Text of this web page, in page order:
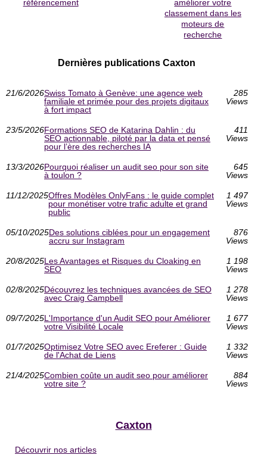
référencement
améliorer votre
classement dans les
moteurs de
recherche
Dernières publications Caxton
21/6/2026Swiss Tomato à Genève: une agence web
familiale et primée pour des projets digitaux
à fort impact
285
Views
23/5/2026Formations SEO de Katarina Dahlin : du
SEO actionnable, piloté par la data et pensé
pour l’ère des recherches IA
411
Views
13/3/2026Pourquoi réaliser un audit seo pour son site
à toulon ?
645
Views
11/12/2025Offres Modèles OnlyFans : le guide complet
pour monétiser votre trafic adulte et grand
public
1 497
Views
05/10/2025Des solutions ciblées pour un engagement
accru sur Instagram
876
Views
20/8/2025Les Avantages et Risques du Cloaking en
SEO
1 198
Views
02/8/2025Découvrez les techniques avancées de SEO
avec Craig Campbell
1 278
Views
09/7/2025L'Importance d'un Audit SEO pour Améliorer
votre Visibilité Locale
1 677
Views
01/7/2025Optimisez Votre SEO avec Ereferer : Guide
de l'Achat de Liens
1 332
Views
21/4/2025Combien coûte un audit seo pour améliorer
votre site ?
884
Views
Caxton
Découvrir nos articles